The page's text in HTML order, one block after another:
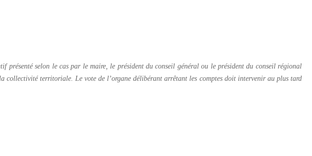
présenté selon le cas par le maire, le président du conseil général ou le président du conseil régional
collectivité territoriale. Le vote de l’organe délibérant arrêtant les comptes doit intervenir au plus tard